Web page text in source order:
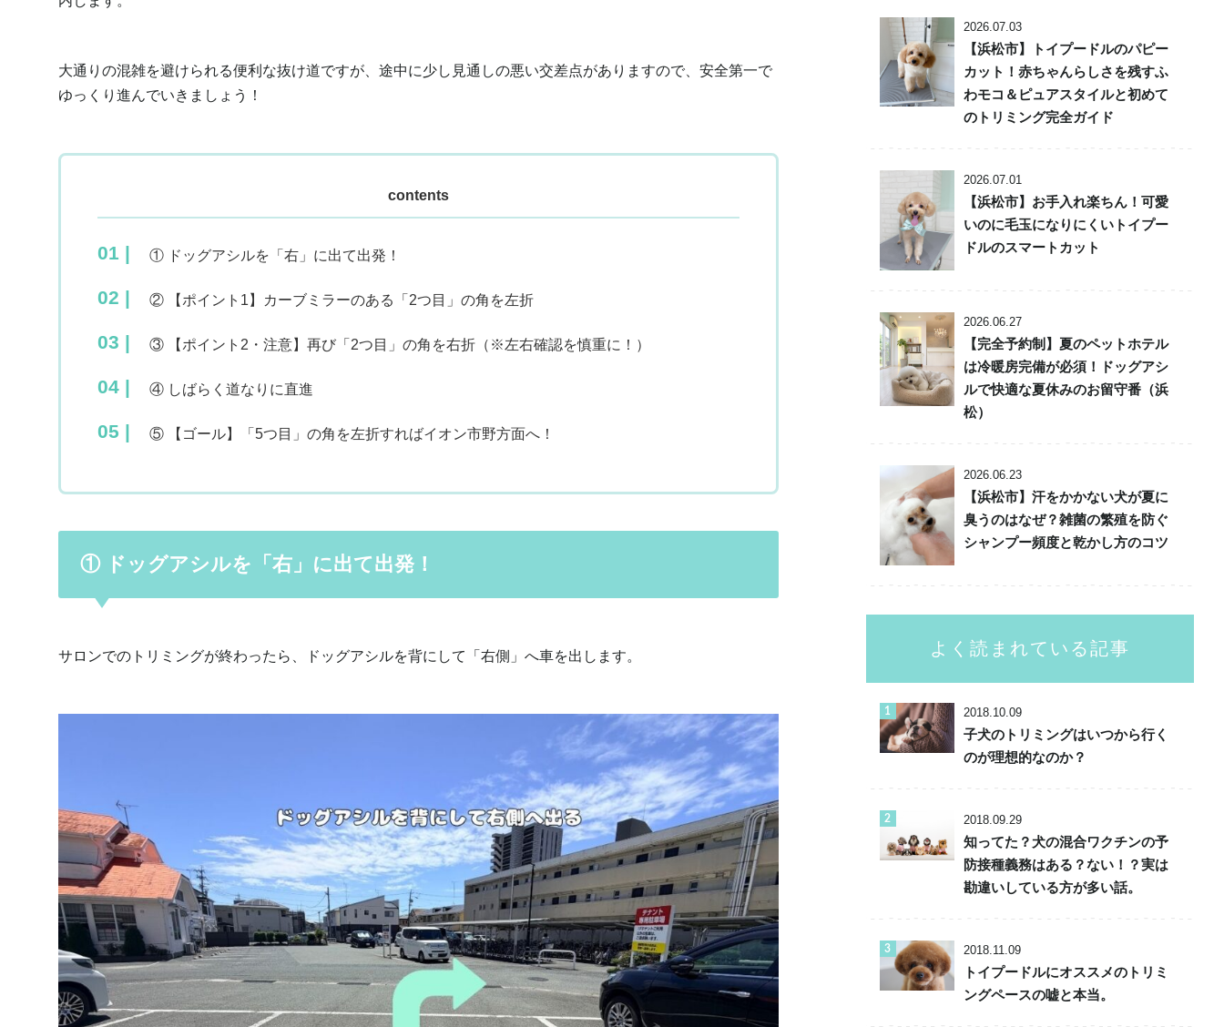
大通りの混雑を避けられる便利な抜け道ですが、途中に少し見通しの悪い交差点がありますので、安全第一で
ゆっくり進んでいきましょう！
contents
① ドッグアシルを「右」に出て出発！
② 【ポイント1】カーブミラーのある「2つ目」の角を左折
③ 【ポイント2・注意】再び「2つ目」の角を右折（※左右確認を慎重に！）
④ しばらく道なりに直進
⑤ 【ゴール】「5つ目」の角を左折すればイオン市野方面へ！
① ドッグアシルを「右」に出て出発！
サロンでのトリミングが終わったら、ドッグアシルを背にして「右側」へ車を出します。
2026.07.03
【浜松市】トイプードルのパピー
カット！赤ちゃんらしさを残すふ
わモコ＆ピュアスタイルと初めて
のトリミング完全ガイド
2026.07.01
【浜松市】お手入れ楽ちん！可愛
いのに毛玉になりにくいトイプー
ドルのスマートカット
2026.06.27
【完全予約制】夏のペットホテル
は冷暖房完備が必須！ドッグアシ
ルで快適な夏休みのお留守番（浜
松）
2026.06.23
【浜松市】汗をかかない犬が夏に
臭うのはなぜ？雑菌の繁殖を防ぐ
シャンプー頻度と乾かし方のコツ
よく読まれている記事
2018.10.09
子犬のトリミングはいつから行く
のが理想的なのか？
2018.09.29
知ってた？犬の混合ワクチンの予
防接種義務はある？ない！？実は
勘違いしている方が多い話。
2018.11.09
トイプードルにオススメのトリミ
ングペースの嘘と本当。